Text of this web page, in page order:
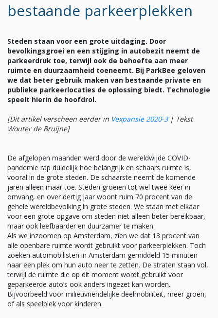
bestaande parkeerplekken
Steden staan voor een grote uitdaging. Door
bevolkingsgroei en een stijging in autobezit neemt de
parkeerdruk toe, terwijl ook de behoefte aan meer
ruimte en duurzaamheid toeneemt. Bij ParkBee geloven
we dat beter gebruik maken van bestaande private en
publieke parkeerlocaties de oplossing biedt. Technologie
speelt hierin de hoofdrol.
[Dit artikel verscheen eerder in Vexpansie 2020-3| Tekst
Wouter de Bruijne]
De afgelopen maanden werd door de wereldwijde COVID-
pandemie rap duidelijk hoe belangrijk en schaars ruimte is,
vooral in de grote steden. De schaarste neemt de komende
jaren alleen maar toe. Steden groeien tot wel twee keer in
omvang, en over dertig jaar woont ruim 70 procent van de
gehele wereldbevolking in grote steden. We staan met elkaar
voor een grote opgave om steden niet alleen beter bereikbaar,
maar ook leefbaarder en duurzamer te maken.
Als we inzoomen op Amsterdam, zien we dat 13 procent van
alle openbare ruimte wordt gebruikt voor parkeerplekken. Toch
zoeken automobilisten in Amsterdam gemiddeld 15 minuten
naar een plek om hun auto neer te zetten. De straten staan vol,
terwijl de ruimte die op dit moment wordt gebruikt voor
geparkeerde auto’s ook anders ingezet kan worden.
Bijvoorbeeld voor milieuvriendelijke deelmobiliteit, meer groen,
of als speelplek voor kinderen.